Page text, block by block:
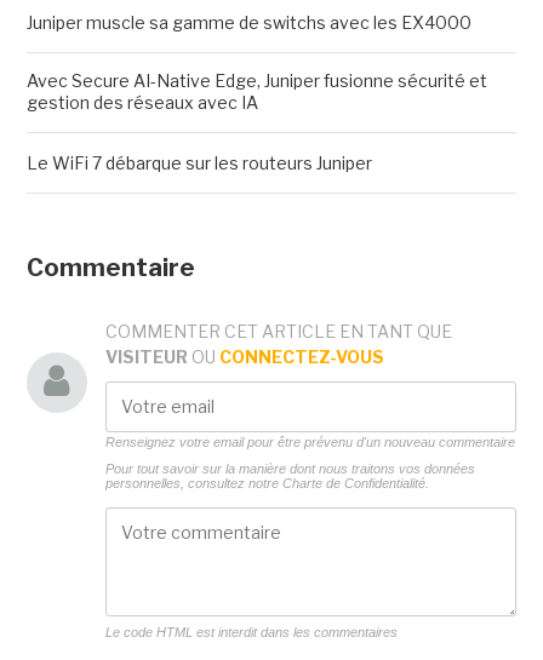
Juniper muscle sa gamme de switchs avec les EX4000
Avec Secure AI-Native Edge, Juniper fusionne sécurité et
gestion des réseaux avec IA
Le WiFi 7 débarque sur les routeurs Juniper
Commentaire
COMMENTER CET ARTICLE EN TANT QUE
VISITEUR OU CONNECTEZ-VOUS
Renseignez votre email pour être prévenu d'un nouveau commentaire
Pour tout savoir sur la manière dont nous traitons vos données
personnelles, consultez notre Charte de Confidentialité.
Le code HTML est interdit dans les commentaires